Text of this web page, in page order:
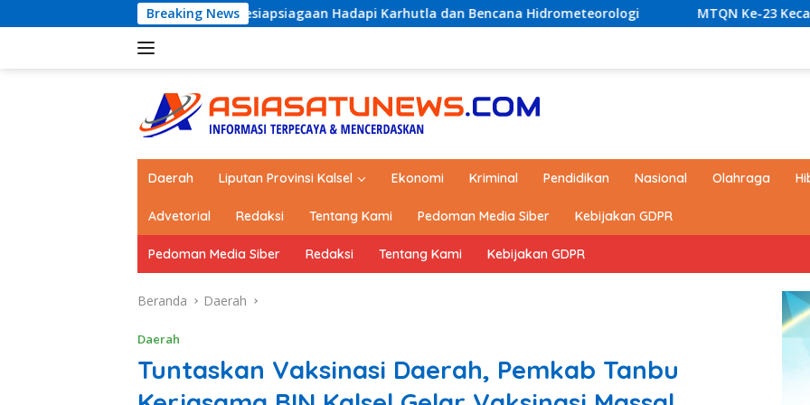
ke
Breaking News
Kesiapsiagaan Hadapi Karhutla dan Bencana Hidrometeorologi MTQN Ke-23 Kecamatan Simpang Empat:
Daerah Liputan Provinsi Kalsel Ekonomi Kriminal Pendidikan Nasional Olahraga
Advetorial Redaksi Tentang Kami Pedoman Media Siber Kebijakan GDPR
Pedoman Media Siber Redaksi Tentang Kami Kebijakan GDPR
Beranda Daerah
Daerah
Tuntaskan Vaksinasi Daerah, Pemkab Tanbu